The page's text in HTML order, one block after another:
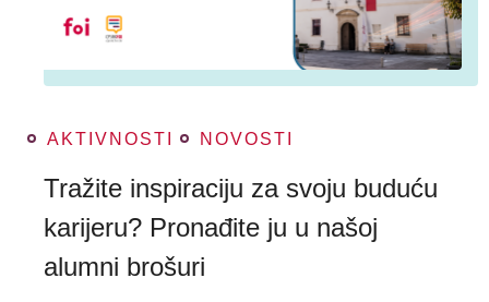
AKTIVNOSTI NOVOSTI
Tražite inspiraciju za svoju buduću
karijeru? Pronađite ju u našoj
alumni brošuri